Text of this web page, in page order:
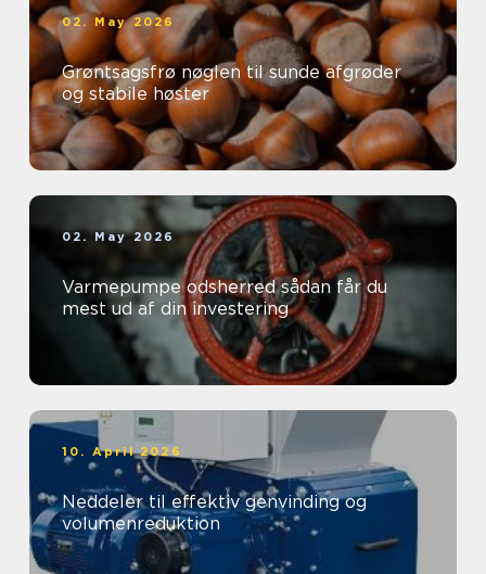
02. May 2026
Grøntsagsfrø nøglen til sunde afgrøder
og stabile høster
02. May 2026
Varmepumpe odsherred sådan får du
mest ud af din investering
10. April 2026
Neddeler til effektiv genvinding og
volumenreduktion